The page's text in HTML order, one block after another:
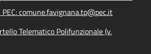
comune.favignana.tp@pec.it
Telematico Polifunzionale (v.